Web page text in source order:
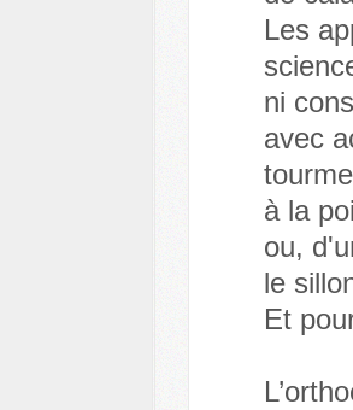
Les
ni
avec
à la
ou,
le
Et